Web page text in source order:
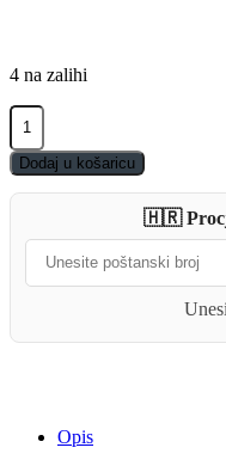
4 na zalihi
STICKY
Peach
&
Pepper
Bait
50
quantity
Dodaj u košaricu
🇭🇷
Opis